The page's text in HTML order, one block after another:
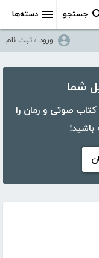
دسته‌ها جستجو
ورود / ثبت نام
بیش از ۵۰،۰۰۰ کتاب، کتاب صوتی و رمان را
باشید!